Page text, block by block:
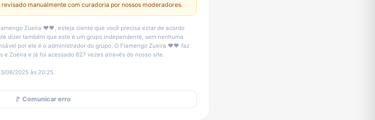
manualmente com curadoria por nossos moderadores.
Zueira ❤️🖤, esteja ciente que você precisa estar de acordo
dizer também que este é um grupo independente, sem nenhuma
por ele é o administrador do grupo. O Flamengo Zueira ❤️🖤 faz
e Zoeira e já foi acessado 827 vezes através do nosso site.
06/2025 às 20:25.
🚩 Comunicar erro